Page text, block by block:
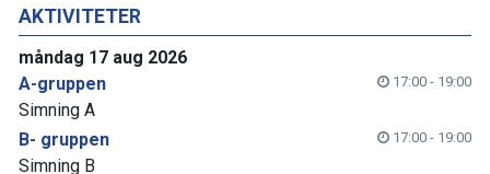
AKTIVITETER
måndag 17 aug 2026
A-gruppen
17:00 - 19:00
Simning A
B- gruppen
17:00 - 19:00
Simning B